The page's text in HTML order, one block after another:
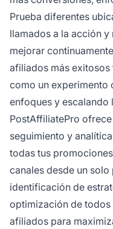
Prueba diferentes
llamados a la acción
mejorar
afiliados más
como un experimento
enfoques y escalando
PostAffiliatePro
seguimiento y
todas tus
canales desde un
identificación de
optimización de
afiliados para